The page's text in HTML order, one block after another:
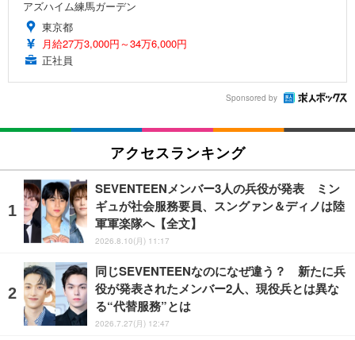
アズハイム練馬ガーデン
東京都
月給27万3,000円～34万6,000円
正社員
Sponsored by
アクセスランキング
SEVENTEENメンバー3人の兵役が発表 ミン
ギュが社会服務要員、スングァン＆ディノは陸
軍軍楽隊へ【全文】
2026.8.10(月) 11:17
同じSEVENTEENなのになぜ違う？ 新たに兵
役が発表されたメンバー2人、現役兵とは異な
る“代替服務”とは
2026.7.27(月) 12:47